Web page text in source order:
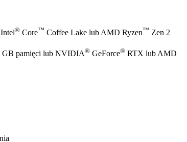
® Core™ Coffee Lake lub AMD Ryzen™ Zen 2
GB pamięci lub NVIDIA® GeForce® RTX lub AMD